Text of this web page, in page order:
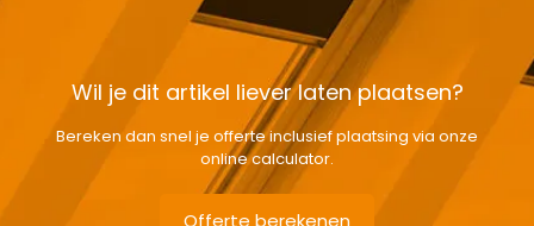
Wil je dit artikel liever laten plaatsen?
Bereken dan snel je offerte inclusief plaatsing via onze
online calculator.
Offerte berekenen